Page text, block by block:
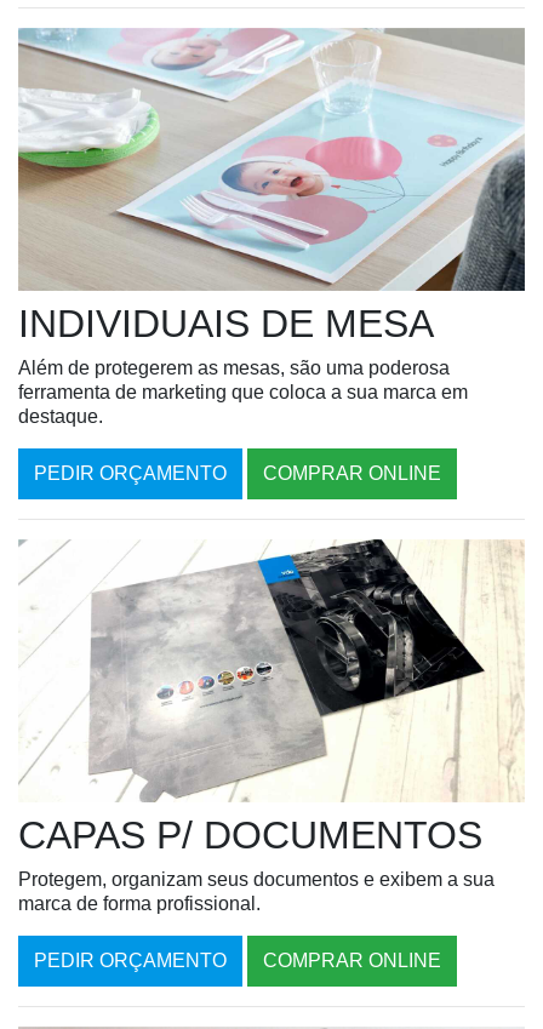
INDIVIDUAIS DE MESA
Além de protegerem as mesas, são uma poderosa
ferramenta de marketing que coloca a sua marca em
destaque.
PEDIR ORÇAMENTO COMPRAR ONLINE
CAPAS P/ DOCUMENTOS
Protegem, organizam seus documentos e exibem a sua
marca de forma profissional.
PEDIR ORÇAMENTO COMPRAR ONLINE